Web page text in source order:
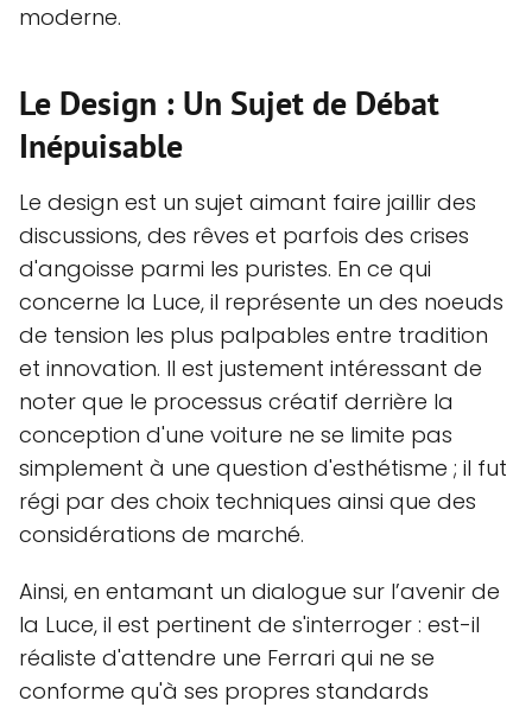
moderne.
Le Design : Un Sujet de Débat
Inépuisable
Le design est un sujet aimant faire jaillir des
discussions, des rêves et parfois des crises
d'angoisse parmi les puristes. En ce qui
concerne la Luce, il représente un des noeuds
de tension les plus palpables entre tradition
et innovation. Il est justement intéressant de
noter que le processus créatif derrière la
conception d'une voiture ne se limite pas
simplement à une question d'esthétisme ; il fut
régi par des choix techniques ainsi que des
considérations de marché.
Ainsi, en entamant un dialogue sur l’avenir de
la Luce, il est pertinent de s'interroger : est-il
réaliste d'attendre une Ferrari qui ne se
conforme qu'à ses propres standards